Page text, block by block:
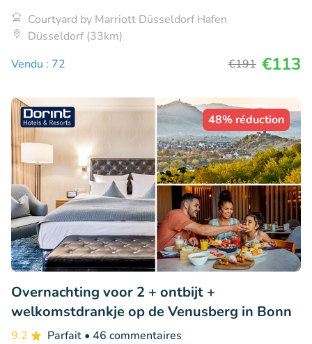
Courtyard by Marriott Düsseldorf Hafen
Düsseldorf (33km)
Vendu : 72
€191 €113
48% réduction
Overnachting voor 2 + ontbijt +
welkomstdrankje op de Venusberg in Bonn
9.2 Parfait • 46 commentaires